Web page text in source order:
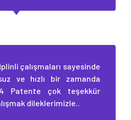
çalışmaları sayesinde
ve hızlı bir zamanda
Patente çok teşekkür
dileklerimizle..